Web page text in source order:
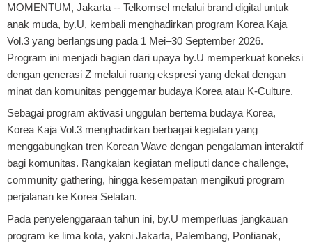
MOMENTUM, Jakarta -- Telkomsel melalui brand digital untuk
anak muda, by.U, kembali menghadirkan program Korea Kaja
Vol.3 yang berlangsung pada 1 Mei–30 September 2026.
Program ini menjadi bagian dari upaya by.U memperkuat koneksi
dengan generasi Z melalui ruang ekspresi yang dekat dengan
minat dan komunitas penggemar budaya Korea atau K-Culture.
Sebagai program aktivasi unggulan bertema budaya Korea,
Korea Kaja Vol.3 menghadirkan berbagai kegiatan yang
menggabungkan tren Korean Wave dengan pengalaman interaktif
bagi komunitas. Rangkaian kegiatan meliputi dance challenge,
community gathering, hingga kesempatan mengikuti program
perjalanan ke Korea Selatan.
Pada penyelenggaraan tahun ini, by.U memperluas jangkauan
program ke lima kota, yakni Jakarta, Palembang, Pontianak,